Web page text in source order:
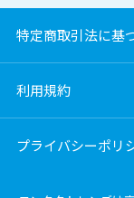
特定商取引法に基
利用規約
プライバシーポリ